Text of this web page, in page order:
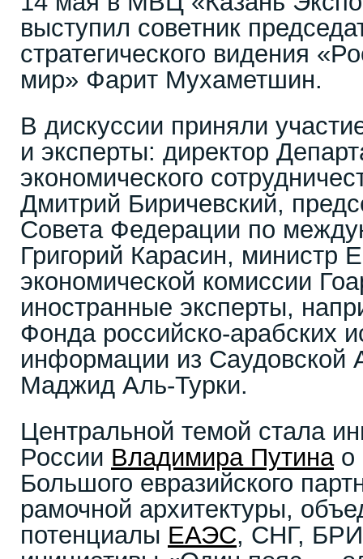
выступил советник
стратегического видения
мир» Фарит Мухаметшин.
В дискуссии приняли
и эксперты: директор
экономического
Дмитрий Биричевский,
Совета Федерации по
Григорий Карасин, министр
экономической комиссии
иностранные эксперты,
Фонда российско-арабских
информации из Саудовской
Маджид Аль-Турки.
Центральной темой стала
России Владимира Путинао
Большого евразийского
рамочной архитектуры,
потенциалы ЕАЭС, СНГ,